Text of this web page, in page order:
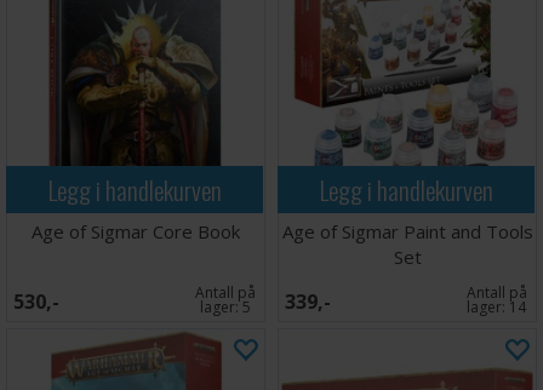
Legg i handlekurven
Age of Sigmar Core Book
530,- Antall på
lager:5
Legg i handlekurven
Age of Sigmar Paint and Tools
Set
339,- Antall på
lager: 14